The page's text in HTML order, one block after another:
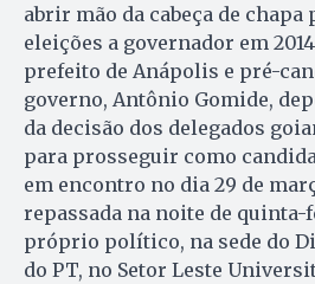
abrir mão da cabeça de chapa
eleições a governador em
prefeito de Anápolis e pré-
governo, Antônio Gomide,
da decisão dos delegados
para prosseguir como
em encontro no dia 29 de
repassada na noite de quinta-
próprio político, na sede do
do PT, no Setor Leste